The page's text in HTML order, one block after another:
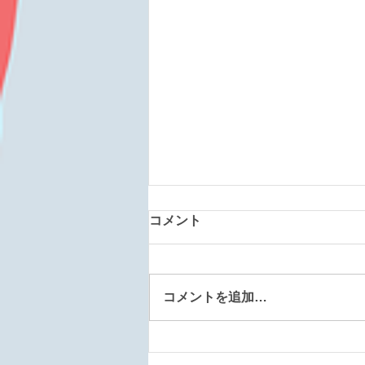
森町道場 260807
コメント
コメントを追加…